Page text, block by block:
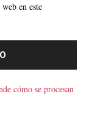
en este
cómo se procesan